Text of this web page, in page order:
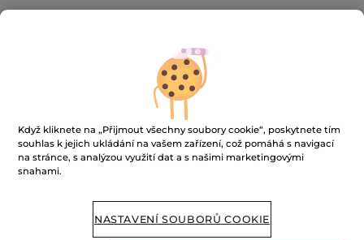
Když kliknete na „Přijmout všechny soubory cookie“, poskytnete tím
souhlas k jejich ukládání na vašem zařízení, což pomáhá s navigací
na stránce, s analýzou využití dat a s našimi marketingovými
snahami.
NASTAVENÍ SOUBORŮ COOKIE